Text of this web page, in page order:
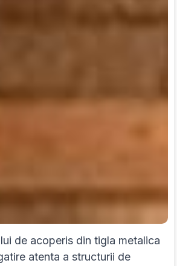
de acoperis din tigla metalica
atenta a structurii de